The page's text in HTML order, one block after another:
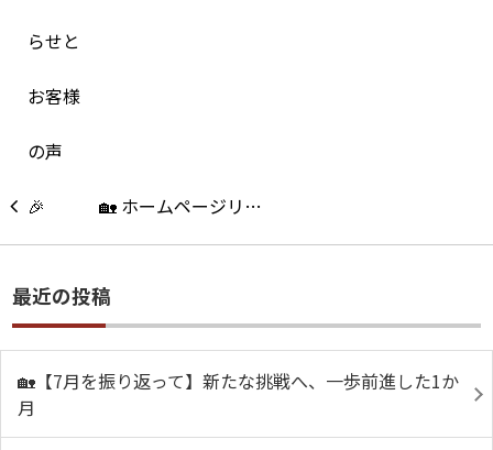
🏡 ホームページリ…
最近の投稿
🏡【7月を振り返って】新たな挑戦へ、一歩前進した1か
月